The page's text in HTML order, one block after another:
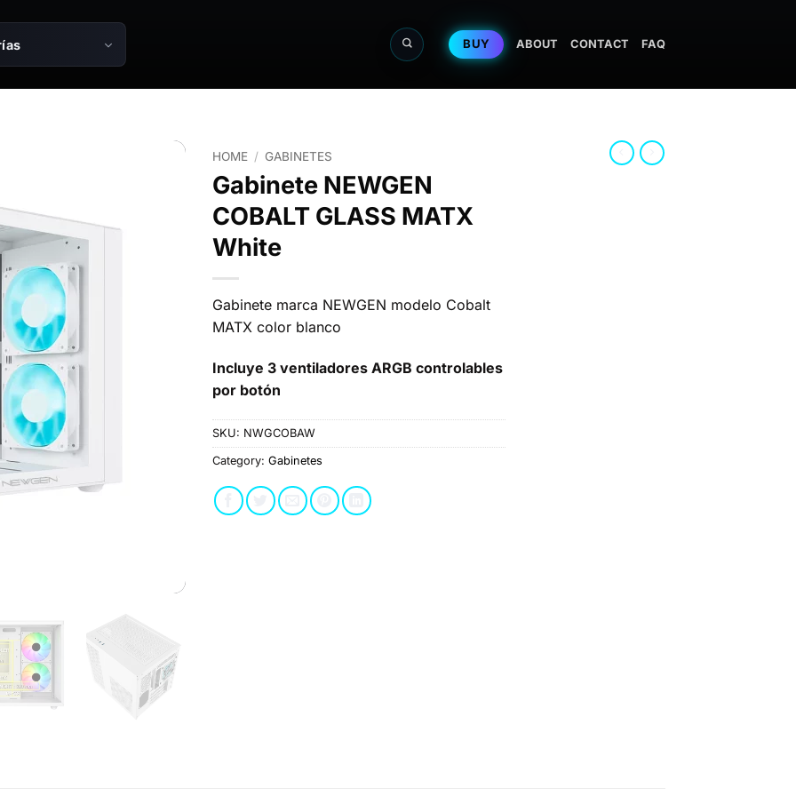
BUY ABOUT CONTACT FAQ
HOME / GABINETES
Gabinete NEWGEN
COBALT GLASS MATX
White
Gabinete marca NEWGEN modelo Cobalt
MATX color blanco
Incluye 3 ventiladores ARGB controlables
por botón
SKU: NWGCOBAW
Category: Gabinetes